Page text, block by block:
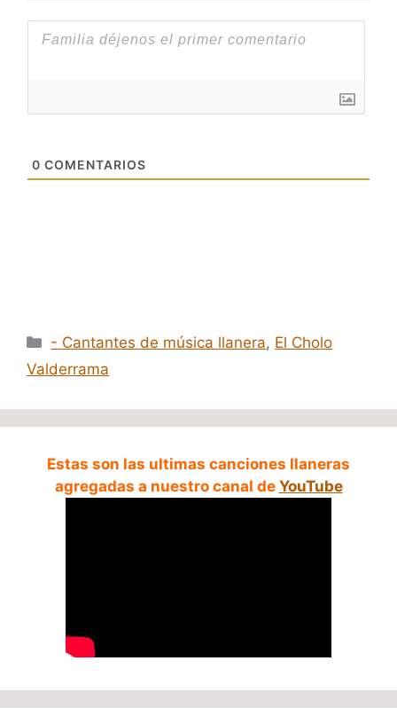
0 COMENTARIOS
Categorías
- Cantantes de música llanera, El Cholo
Valderrama
Estas son las ultimas canciones llaneras
agregadas a nuestro canal de YouTube